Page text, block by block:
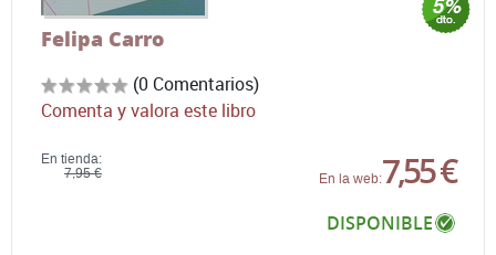
Felipa Carro
(0 Comentarios)
Comenta y valora este libro
En tienda:
7,95 €
En la web:7,55 €
DISPONIBLE